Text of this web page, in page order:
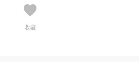
收藏